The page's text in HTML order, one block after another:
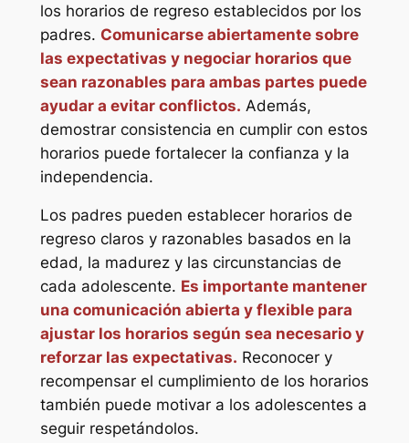
los horarios de regreso establecidos por los
padres. Comunicarse abiertamente sobre
las expectativas y negociar horarios que
sean razonables para ambas partes puede
ayudar a evitar conflictos. Además,
demostrar consistencia en cumplir con estos
horarios puede fortalecer la confianza y la
independencia.
Los padres pueden establecer horarios de
regreso claros y razonables basados en la
edad, la madurez y las circunstancias de
cada adolescente. Es importante mantener
una comunicación abierta y flexible para
ajustar los horarios según sea necesario y
reforzar las expectativas. Reconocer y
recompensar el cumplimiento de los horarios
también puede motivar a los adolescentes a
seguir respetándolos.